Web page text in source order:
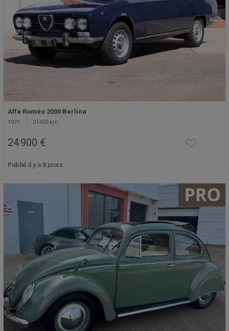
Alfa Roméo 2000 Berlina
1971 31400 km
24 900 €
Publié il y a 8 jours